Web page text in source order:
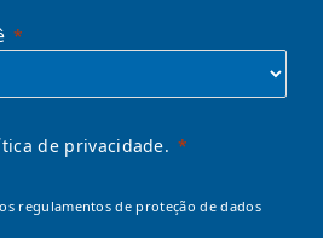
de privacidade.
regulamentos de proteção de dados